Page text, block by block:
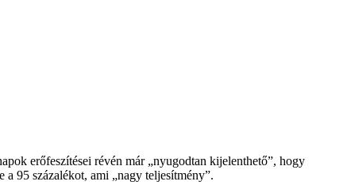
erőfeszítései révén már „nyugodtan kijelenthető”, hogy
95 százalékot, ami „nagy teljesítmény”.